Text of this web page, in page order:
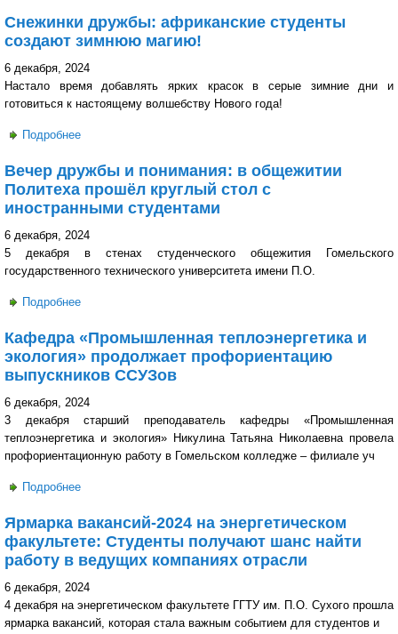
Снежинки дружбы: африканские студенты
создают зимнюю магию!
6 декабря, 2024
Настало время добавлять ярких красок в серые зимние дни и
готовиться к настоящему волшебству Нового года!
Подробнее
Вечер дружбы и понимания: в общежитии
Политеха прошёл круглый стол с
иностранными студентами
6 декабря, 2024
5 декабря в стенах студенческого общежития Гомельского
государственного технического университета имени П.О.
Подробнее
Кафедра «Промышленная теплоэнергетика и
экология» продолжает профориентацию
выпускников ССУЗов
6 декабря, 2024
3 декабря старший преподаватель кафедры «Промышленная
теплоэнергетика и экология» Никулина Татьяна Николаевна провела
профориентационную работу в Гомельском колледже – филиале уч
Подробнее
Ярмарка вакансий-2024 на энергетическом
факультете: Студенты получают шанс найти
работу в ведущих компаниях отрасли
6 декабря, 2024
4 декабря на энергетическом факультете ГГТУ им. П.О. Сухого прошла
ярмарка вакансий, которая стала важным событием для студентов и